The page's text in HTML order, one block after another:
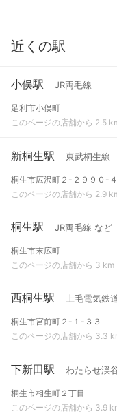
近くの駅
小俣駅 JR両毛線
足利市小俣町
このページの店舗から 2.5
新桐生駅 東武桐生線
桐生市広沢町２-２９９０-４
このページの店舗から 2.9
桐生駅 JR両毛線 など
桐生市末広町
このページの店舗から 3 km
西桐生駅 上毛電気鉄
桐生市宮前町２-１-３３
このページの店舗から 3.3
下新田駅 わたらせ渓
桐生市相生町２丁目
このページの店舗から 3.9